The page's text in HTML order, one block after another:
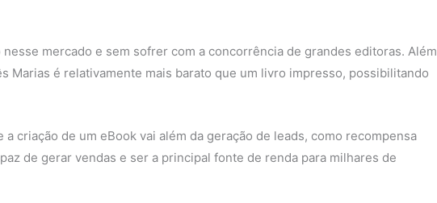
mercado e sem sofrer com a concorrência de grandes editoras. Além
Marias é relativamente mais barato que um livro impresso, possibilitando
criação de um eBook vai além da geração de leads, como recompensa
de gerar vendas e ser a principal fonte de renda para milhares de